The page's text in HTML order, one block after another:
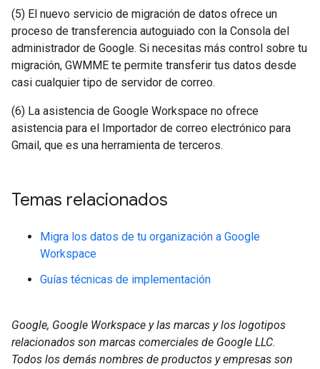
(5) El nuevo servicio de migración de datos ofrece un
proceso de transferencia autoguiado con la Consola del
administrador de Google. Si necesitas más control sobre tu
migración, GWMME te permite transferir tus datos desde
casi cualquier tipo de servidor de correo.
(6) La asistencia de Google Workspace no ofrece
asistencia para el Importador de correo electrónico para
Gmail, que es una herramienta de terceros.
Temas relacionados
Migra los datos de tu organización a Google
Workspace
Guías técnicas de implementación
Google, Google Workspace y las marcas y los logotipos
relacionados son marcas comerciales de Google LLC.
Todos los demás nombres de productos y empresas son